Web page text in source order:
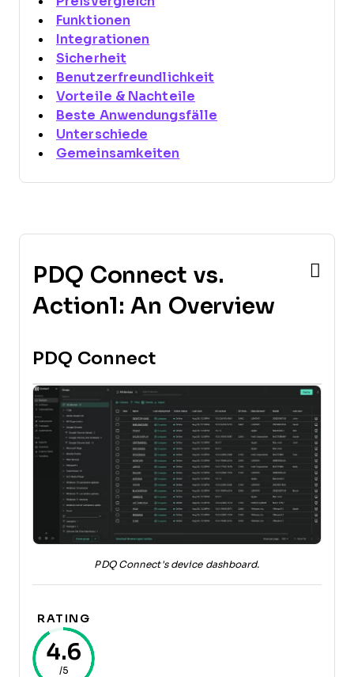
Funktionen
Integrationen
Sicherheit
Benutzerfreundlichkeit
Vorteile & Nachteile
Beste Anwendungsfälle
Unterschiede
Gemeinsamkeiten
PDQ Connect vs.
Action1: An Overview
PDQ Connect
PDQ Connect's device dashboard.
RATING
4.6
/5